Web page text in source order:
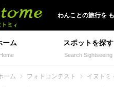
わんことの旅行を
ーム
Home
スポットを探す
Search Sightseeing
ーム フォトコンテスト イヌトミ